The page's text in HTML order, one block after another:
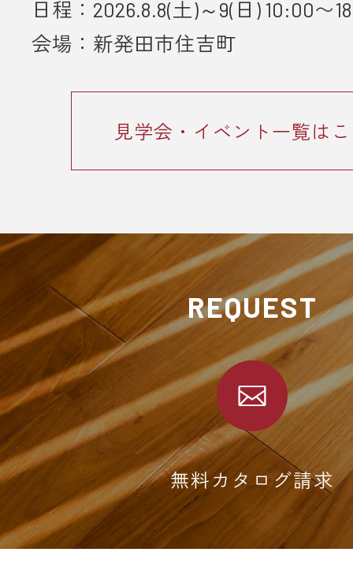
日程：2026.8.8(土)～9(日) 10:00〜
会場：新発田市住吉町
見学会・イベント一覧は
REQUEST
無料カタログ請求